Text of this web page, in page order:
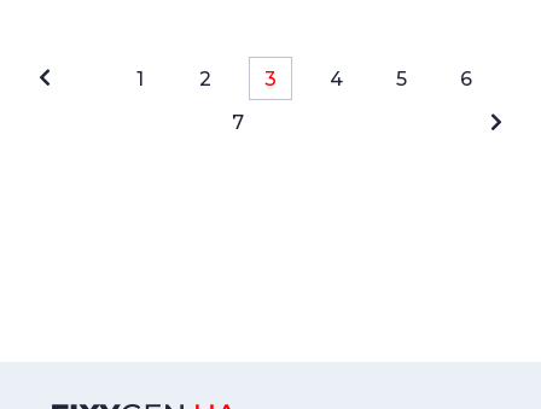
1 2 3 4 5
6
7